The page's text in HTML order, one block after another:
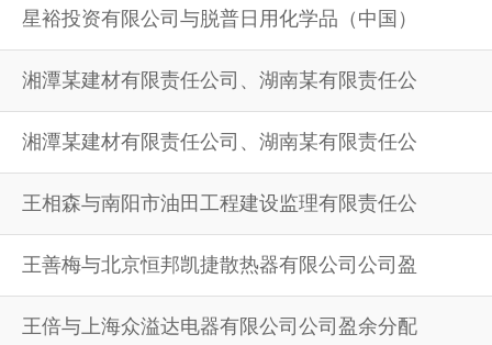
星裕投资有限公司与脱普日用化学品（中国）
湘潭某建材有限责任公司、湖南某有限责任公
湘潭某建材有限责任公司、湖南某有限责任公
王相森与南阳市油田工程建设监理有限责任公
王善梅与北京恒邦凯捷散热器有限公司公司盈
王倍与上海众溢达电器有限公司公司盈余分配